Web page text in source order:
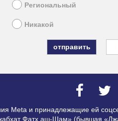
Региональный
Никакой
Meta и принадлежащие ей
Фатх аш-Шам» (бывшая